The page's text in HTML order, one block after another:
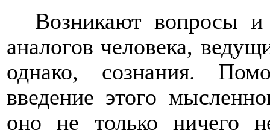
Возникают вопросы
аналогов человека,
однако, сознания.
введение этого
оно не только ничего